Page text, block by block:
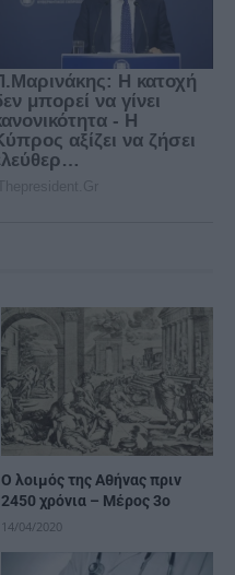
Ο λοιμός της Αθήνας πριν
2450 χρόνια – Μέρος 3ο
14/04/2020